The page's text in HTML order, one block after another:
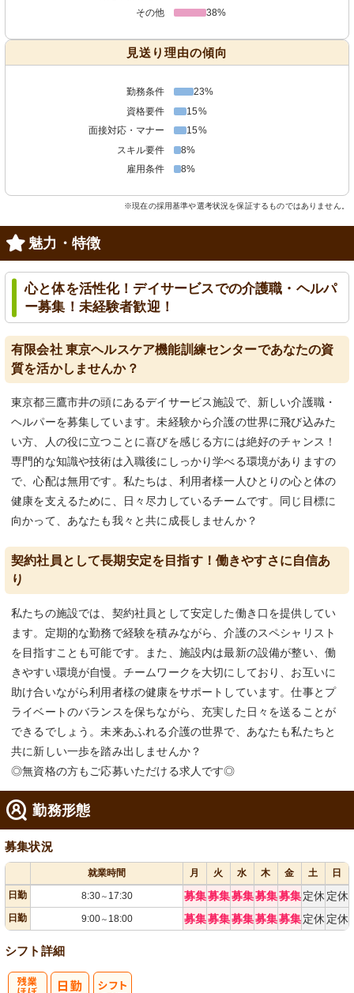
その他
38%
見送り理由の傾向
勤務条件
23%
資格要件
15%
面接対応・マナー
15%
スキル要件
8%
雇用条件
8%
※現在の採用基準や選考状況を保証するものではありません。
魅力・特徴
心と体を活性化！デイサービスでの介護職・ヘルパ
ー募集！未経験者歓迎！
有限会社 東京ヘルスケア機能訓練センターであなたの資
質を活かしませんか？
東京都三鷹市井の頭にあるデイサービス施設で、新しい介護職・
ヘルパーを募集しています。未経験から介護の世界に飛び込みた
い方、人の役に立つことに喜びを感じる方には絶好のチャンス！
専門的な知識や技術は入職後にしっかり学べる環境がありますの
で、心配は無用です。私たちは、利用者様一人ひとりの心と体の
健康を支えるために、日々尽力しているチームです。同じ目標に
向かって、あなたも我々と共に成長しませんか？
契約社員として長期安定を目指す！働きやすさに自信あ
り
私たちの施設では、契約社員として安定した働き口を提供してい
ます。定期的な勤務で経験を積みながら、介護のスペシャリスト
を目指すことも可能です。また、施設内は最新の設備が整い、働
きやすい環境が自慢。チームワークを大切にしており、お互いに
助け合いながら利用者様の健康をサポートしています。仕事とプ
ライベートのバランスを保ちながら、充実した日々を送ることが
できるでしょう。未来あふれる介護の世界で、あなたも私たちと
共に新しい一歩を踏み出しませんか？
◎無資格の方もご応募いただける求人です◎
勤務形態
募集状況
就業時間 月 火 水 木 金 土
日
日勤
8:30～ 17:30 募集募集募集募集募集 定休 定休
日勤 9:00～ 18:00 募集募集募集募集募集 定休 定休
シフト詳細